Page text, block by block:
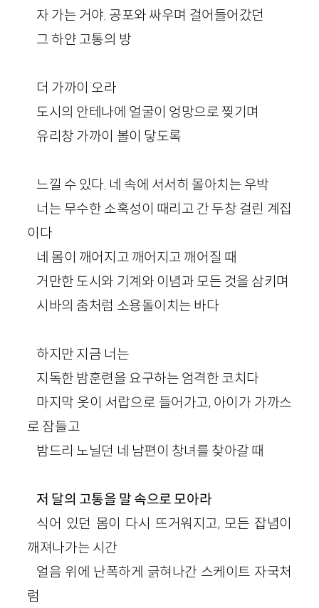
자 가는 거야. 공포와 싸우며 걸어들어갔던
그 하얀 고통의 방
더 가까이 오라
도시의 안테나에 얼굴이 엉망으로 찢기며
유리창 가까이 볼이 닿도록
느낄 수 있다. 네 속에 서서히 몰아치는 우박
너는 무수한 소혹성이 때리고 간 두창 걸린 계집
이다
네 몸이 깨어지고 깨어지고 깨어질 때
거만한 도시와 기계와 이념과 모든 것을 삼키며
시바의 춤처럼 소용돌이치는 바다
하지만 지금 너는
지독한 밤훈련을 요구하는 엄격한 코치다
마지막 옷이 서랍으로 들어가고, 아이가 가까스
로 잠들고
밤드리 노닐던 네 남편이 창녀를 찾아갈 때
저 달의 고통을 말 속으로 모아라
식어 있던 몸이 다시 뜨거워지고, 모든 잡념이
깨져나가는 시간
얼음 위에 난폭하게 긁혀나간 스케이트 자국처
럼